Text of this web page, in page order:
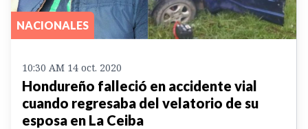
NACIONALES
10:30 AM 14 oct. 2020
Hondureño falleció en accidente vial
cuando regresaba del velatorio de su
esposa en La Ceiba